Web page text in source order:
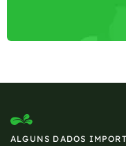
ALGUNS DADOS